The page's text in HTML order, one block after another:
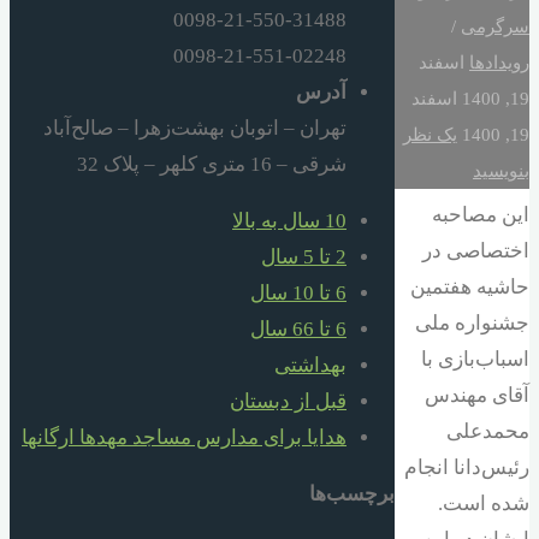
سرگرمی /
رویدادها اسفند
19, 1400
اسفند
19, 1400
یک نظر
بنویسید
این مصاحبه
اختصاصی در
حاشیه هفتمین
جشنواره ملی
اسباب‌بازی با
آقای مهندس
محمدعلی
رئیس‌دانا انجام
شده است.
0098-21-550-31488
0098-21-551-02248
آدرس
تهران – اتوبان بهشت‌زهرا – صالح‌آباد
شرقی – 16 متری کلهر – پلاک 32
10 سال به بالا
2 تا 5 سال
6 تا 10 سال
6 تا 66 سال
بهداشتی
قبل از دبستان
هدایا برای مدارس مساجد مهدها ارگانها
برچسب‌ها